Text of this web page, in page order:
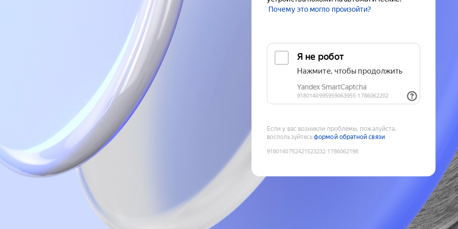
Почему это могло произойти?
Если у вас возникли проблемы, пожалуйста,
воспользуйтесьформой обратной связи
9180140752421523232:1786062198